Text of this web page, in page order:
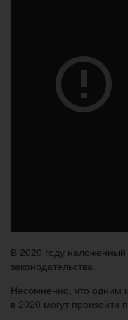
В 2020 году наложенный
законодательства.
Несомненно, что одним
в 2020 могут произойти